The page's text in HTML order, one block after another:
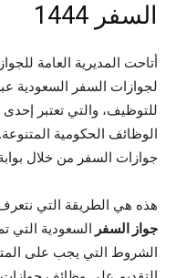
السفر 1444
أتاحت المديرية العامة
لجوازات السفر السعودية
للتوظيف، والتي تعتبر إحدى
الوظائف الحكومية
جوازات السفر من خلال
هذه هي الطريقة التي
جواز السفر السعودية التي
الشروط التي يجب على